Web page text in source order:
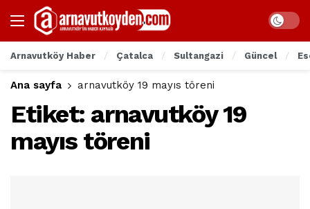
Arnavutköy Haber Çatalca Sultangazi Güncel
Ana sayfa arnavutköy 19 mayıs töreni
Etiket: arnavutköy 19
mayıs töreni